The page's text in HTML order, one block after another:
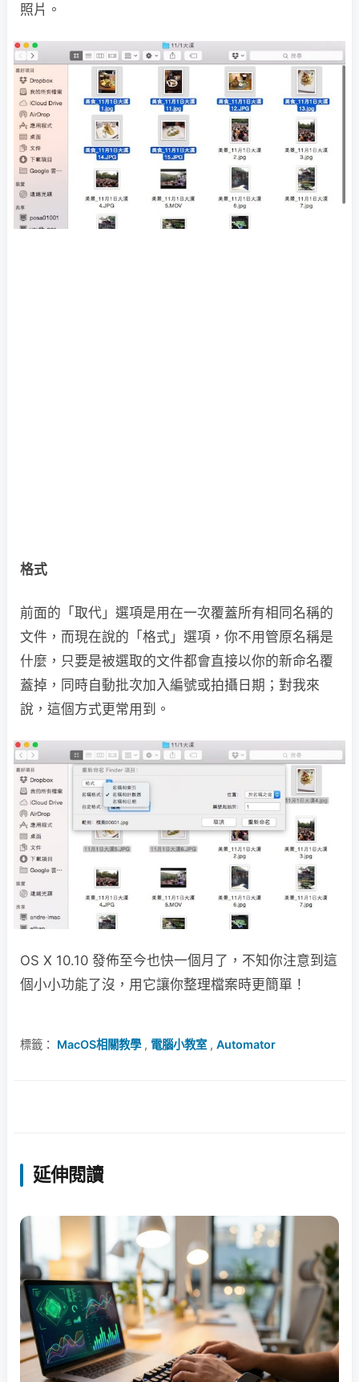
照片。
格式
前面的「取代」選項是用在一次覆蓋所有相同名稱的
文件，而現在說的「格式」選項，你不用管原名稱是
什麼，只要是被選取的文件都會直接以你的新命名覆
蓋掉，同時自動批次加入編號或拍攝日期；對我來
說，這個方式更常用到。
OS X 10.10 發佈至今也快一個月了，不知你注意到這
個小小功能了沒，用它讓你整理檔案時更簡單！
標籤： MacOS相關教學, 電腦小教室, Automator
延伸閱讀